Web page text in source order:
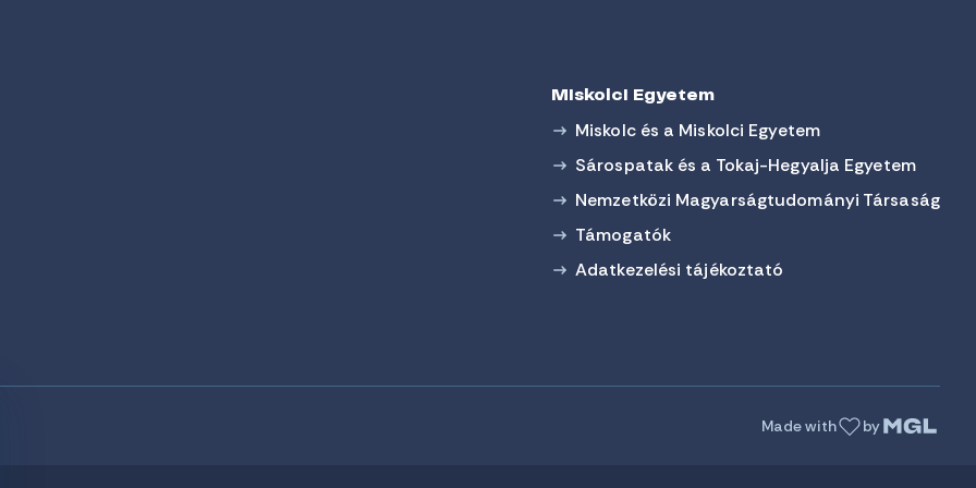
Miskolci Egyetem
Miskolc és a Miskolci Egyetem
Sárospatak és a Tokaj-Hegyalja Egyetem
Nemzetközi Magyarságtudományi Társaság
Támogatók
Adatkezelési tájékoztató
Made with by